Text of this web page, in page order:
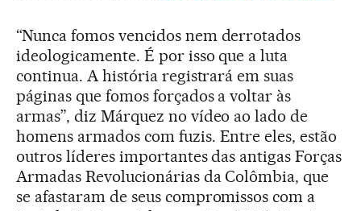
“Nunca fomos vencidos nem derrotados
ideologicamente. É por isso que a luta
continua. A história registrará em suas
páginas que fomos forçados a voltar às
armas”, diz Márquez no vídeo ao lado de
homens armados com fuzis. Entre eles, estão
outros líderes importantes das antigas Forças
Armadas Revolucionárias da Colômbia, que
se afastaram de seus compromissos com a